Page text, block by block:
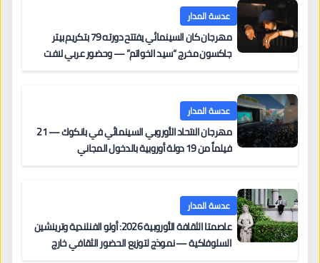
عدسة المدار
مهرجان كان السينمائي يفتتح دورته 79 بتكريم بيتر
جاكسون مخرج “سيد الخواتم” — وحضور عربي لافت
عدسة المدار
مهرجان الاتحاد الأوروبي السينمائي في بانكوك — 21
فيلماً من 19 دولة أوروبية بالدخول المجاني
عدسة المدار
عاصمتا الثقافة الأوروبية 2026: أولو الفنلندية وترينشين
السلوفاكية — نموذج لتوزيع الحضور الثقافي خارج